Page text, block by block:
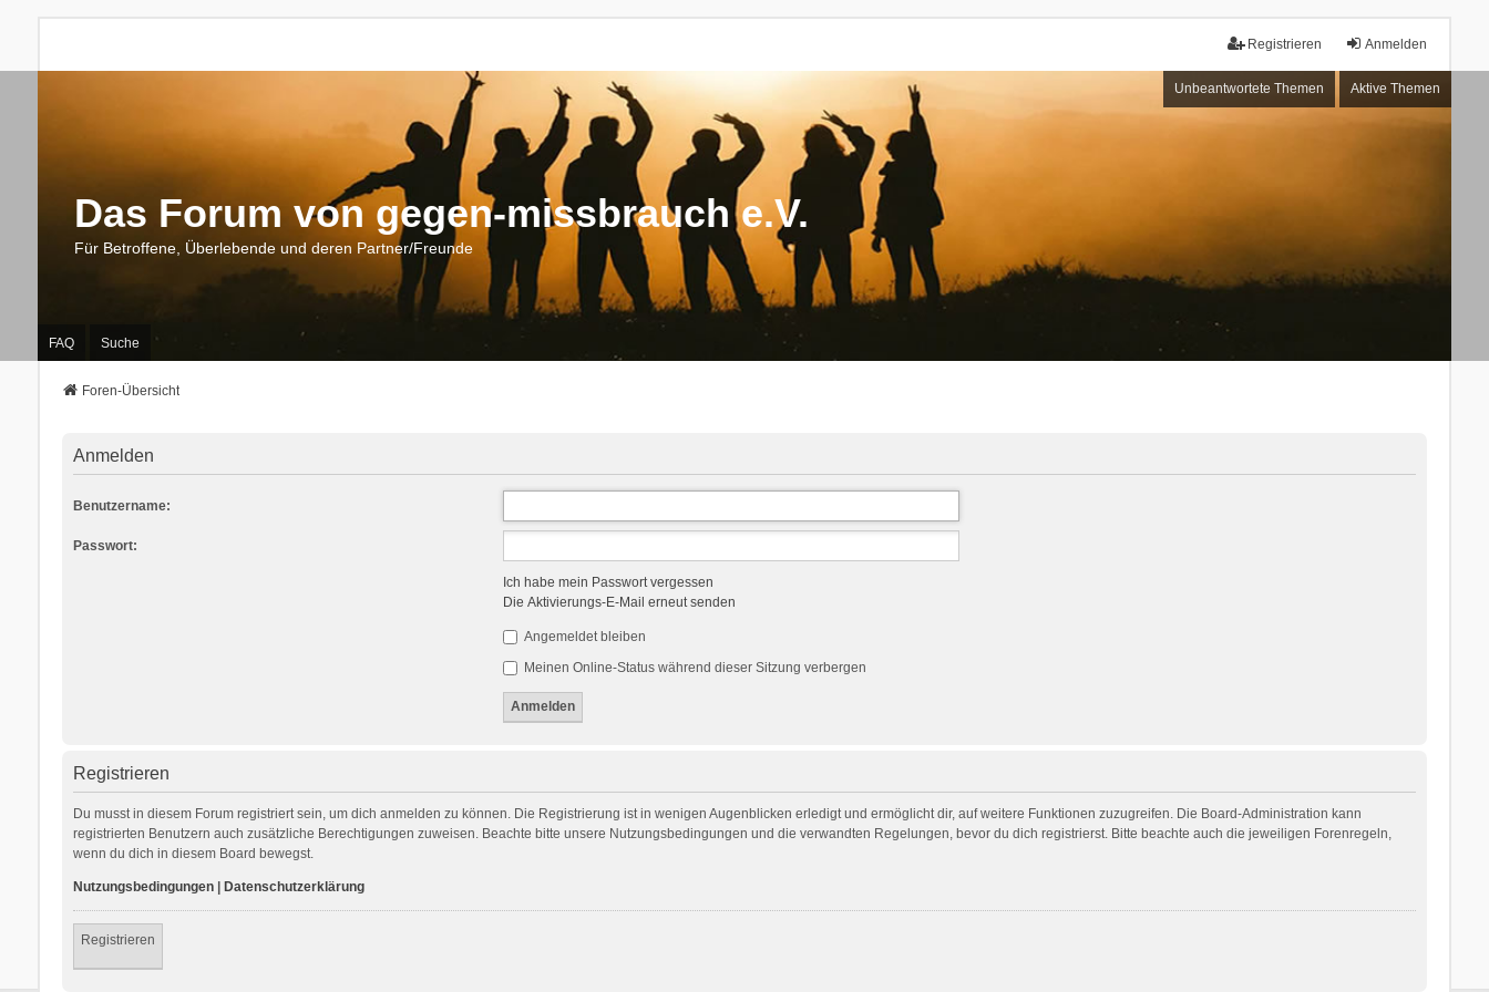
Anmelden
Registrieren
Unbeantwortete Themen Aktive Themen
Das Forum von gegen-missbrauch e.V.
Für Betroffene, Überlebende und deren Partner/Freunde
FAQ Suche
Foren-Übersicht
Anmelden
Benutzername:
Passwort:
Ich habe mein Passwort vergessen
Die Aktivierungs-E-Mail erneut senden
Angemeldet bleiben
Meinen Online-Status während dieser Sitzung verbergen
Registrieren
Du musst in diesem Forum registriert sein, um dich anmelden zu können. Die Registrierung ist in wenigen Augenblicken erledigt und ermöglicht dir, auf weitere Funktionen zuzugreifen. Die Board-Administration kann
registrierten Benutzern auch zusätzliche Berechtigungen zuweisen. Beachte bitte unsere Nutzungsbedingungen und die verwandten Regelungen, bevor du dich registrierst. Bitte beachte auch die jeweiligen Forenregeln,
wenn du dich in diesem Board bewegst.
Nutzungsbedingungen| Datenschutzerklärung
Registrieren